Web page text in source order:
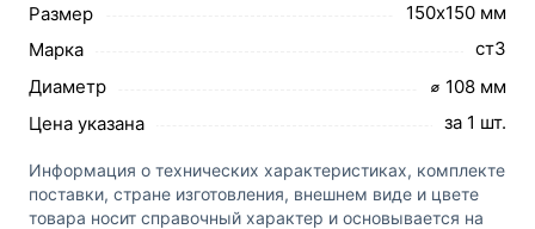
Размер
150х150 мм
Марка
ст3
Диаметр
⌀ 108 мм
Цена указана
за 1 шт.
Информация о технических характеристиках, комплекте
поставки, стране изготовления, внешнем виде и цвете
товара носит справочный характер и основывается на